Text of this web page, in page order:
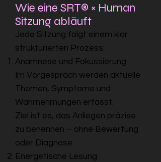
Wie eine SRT® × Human
Sitzung abläuft
Jede Sitzung folgt einem klar
strukturierten Prozess:
Anamnese und Fokussierung
Im Vorgespräch werden aktuelle
Themen, Symptome und
Wahrnehmungen erfasst.
Ziel ist es, das Anliegen präzise
zu benennen – ohne Bewertung
oder Diagnose.
Energetische Lesung